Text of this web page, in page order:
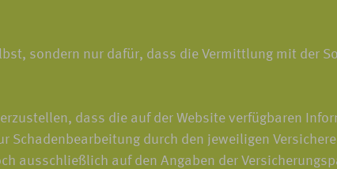
sondern nur dafür, dass die Vermittlung mit der
dass die auf der Website verfügbaren
Schadenbearbeitung durch den jeweiligen
ausschließlich auf den Angaben der